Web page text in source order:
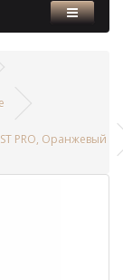
PRO, Оранжевый